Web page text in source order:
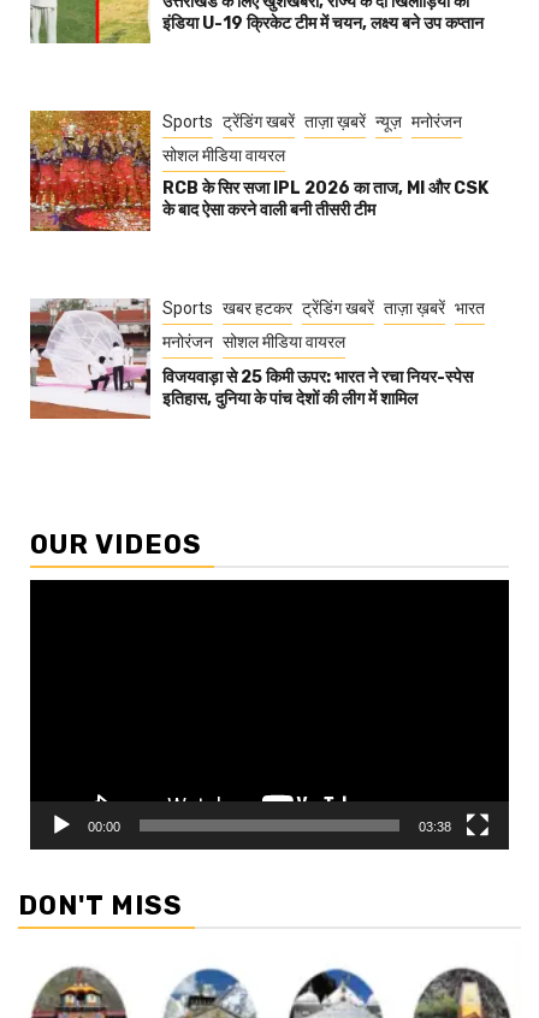
इंडिया U-19 क्रिकेट टीम में चयन, लक्ष्य बने उप कप्तान
Sports ट्रेंडिंग खबरें ताज़ा ख़बरें न्यूज़ मनोरंजन
सोशल मीडिया वायरल
RCB के सिर सजा IPL 2026 का ताज, MI और CSK
के बाद ऐसा करने वाली बनी तीसरी टीम
Sports खबर हटकर ट्रेंडिंग खबरें ताज़ा ख़बरें भारत
मनोरंजन सोशल मीडिया वायरल
विजयवाड़ा से 25 किमी ऊपर: भारत ने रचा नियर-स्पेस
इतिहास, दुनिया के पांच देशों की लीग में शामिल
OUR VIDEOS
00:00 03:38
DON'T MISS